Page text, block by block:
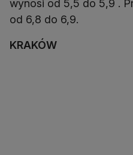
wynosi od 5,5 do 5,9 .
od 6,8 do 6,9.
KRAKÓW